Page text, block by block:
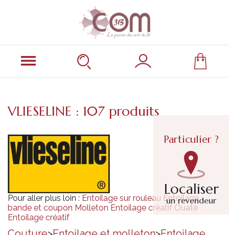
Particulier ?
Localiser
un revendeur
VLIESELINE : 107 produits
Pour aller plus loin : Entoilage sur rouleau Entoilage
bande et coupon Molleton Entoilage créatif Ouate
Entoilage créatif